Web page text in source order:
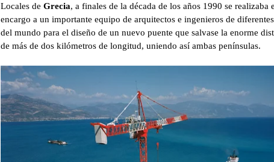
Locales de Grecia, a finales de la década de los años 1990 se realizaba
encargo a un importante equipo de arquitectos e ingenieros de
del mundo para el diseño de un nuevo puente que salvase la enorme
de más de dos kilómetros de longitud, uniendo así ambas penínsulas.